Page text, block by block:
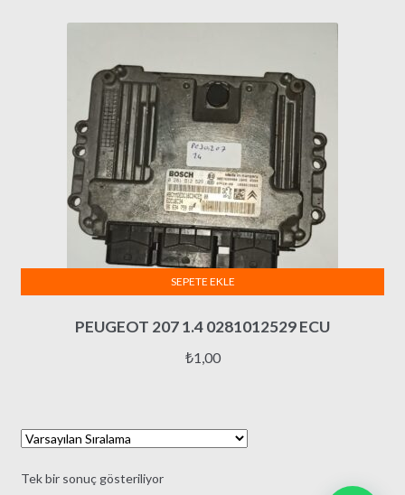
PEUGEOT 207 1.4 0281012529 ECU
₺1,00
SEPETE EKLE
Tek bir sonuç gösteriliyor